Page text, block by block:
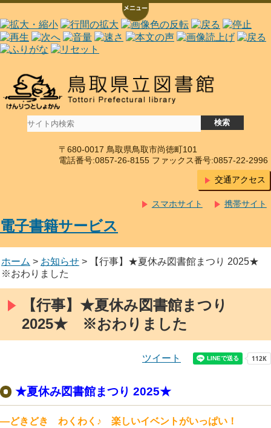
〒680-0017 鳥取県鳥取市尚徳町101
電話番号:0857-26-8155 ファックス番号:0857-22-2996
交通アクセス
携帯サイト
スマホサイト
電子書籍サービス
ホーム > お知らせ > 【行事】★夏休み図書館まつり 2025★
※おわりました
【行事】★夏休み図書館まつり
2025★ ※おわりました
ツイート
★夏休み図書館まつり 2025★
―どきどき わくわく♪ 楽しいイベントがいっぱい！